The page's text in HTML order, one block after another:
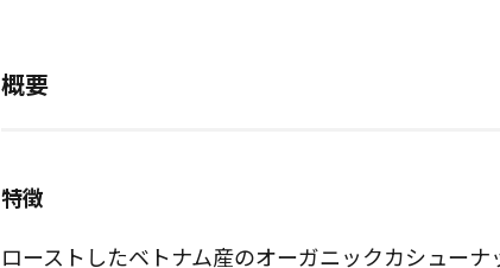
概要
特徴
ローストしたベトナム産のオーガニックカシュー